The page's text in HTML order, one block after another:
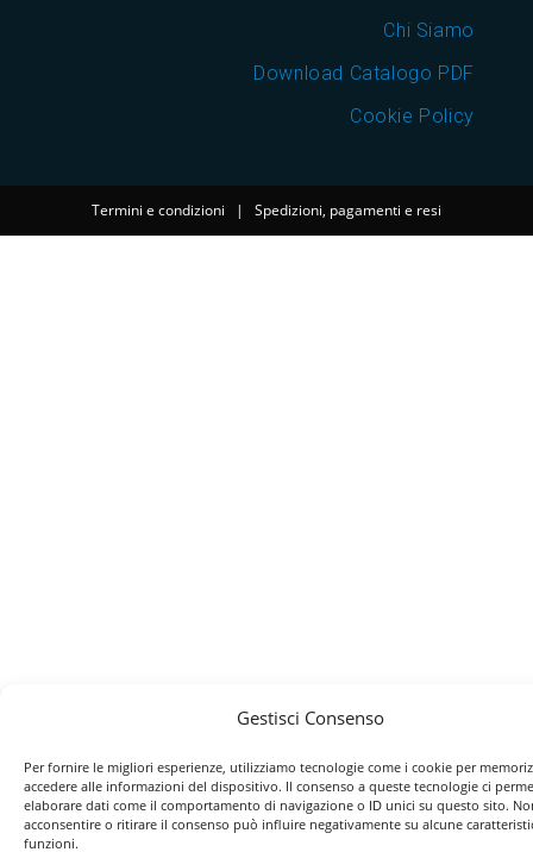
Gestisci Consenso
Per fornire le migliori esperienze, utilizziamo tecnologie come i cookie per
accedere alle informazioni del dispositivo. Il consenso a queste tecnologie ci
elaborare dati come il comportamento di navigazione o ID unici su questo sito.
acconsentire o ritirare il consenso può influire negativamente su alcune
funzioni.
Chi Siamo
Download Catalogo PDF
Cookie Policy
Termini e condizioni | Spedizioni, pagamenti e resi